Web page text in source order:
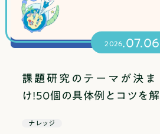
2026 .07.06
課題研究のテーマが決
け!50個の具体例とコツを
ナレッジ